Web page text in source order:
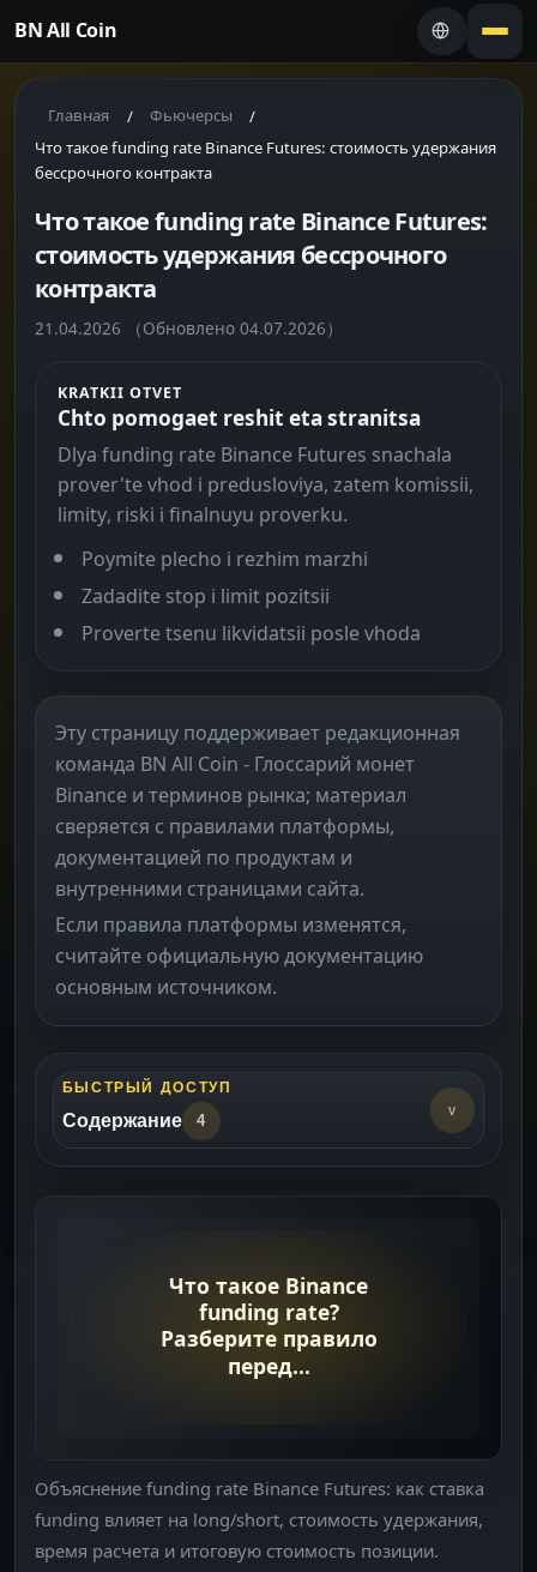
BN All Coin
Главная / Фьючерсы /
Что такое funding rate Binance Futures: стоимость удержания
бессрочного контракта
Что такое funding rate Binance Futures:
стоимость удержания бессрочного
контракта
21.04.2026 （Обновлено 04.07.2026）
KRATKII OTVET
Chto pomogaet reshit eta stranitsa
Dlya funding rate Binance Futures snachala
prover'te vhod i predusloviya, zatem komissii,
limity, riski i finalnuyu proverku.
Poymite plecho i rezhim marzhi
Zadadite stop i limit pozitsii
Proverte tsenu likvidatsii posle vhoda
Эту страницу поддерживает редакционная
команда BN All Coin - Глоссарий монет
Binance и терминов рынка; материал
сверяется с правилами платформы,
документацией по продуктам и
внутренними страницами сайта.
Если правила платформы изменятся,
считайте официальную документацию
основным источником.
БЫСТРЫЙ ДОСТУП
Содержание 4
v
Почему это важно ->
Практический вывод
Связанные материалы
Объяснение funding rate Binance Futures: как ставка
funding влияет на long/short, стоимость удержания,
время расчета и итоговую стоимость позиции.